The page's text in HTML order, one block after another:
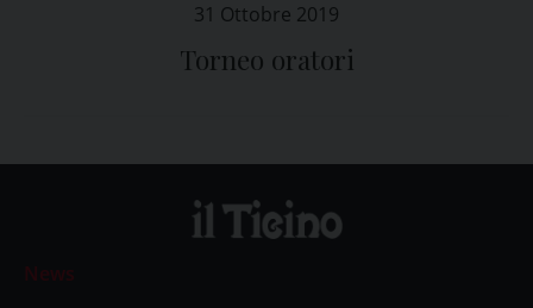
31 Ottobre 2019
Torneo oratori
News